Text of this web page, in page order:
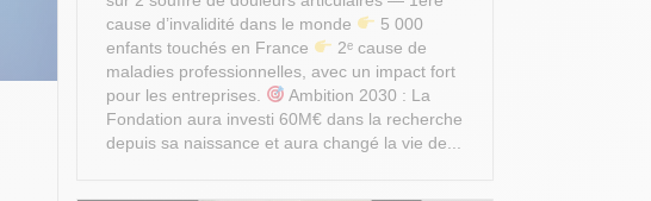
cause d’invalidité dans le monde
5 000
enfants touchés en France
2ᵉ cause de
maladies professionnelles, avec un impact fort
pour les entreprises.
Ambition 2030 : La
Fondation aura investi 60M€ dans la recherche
depuis sa naissance et aura changé la vie de...